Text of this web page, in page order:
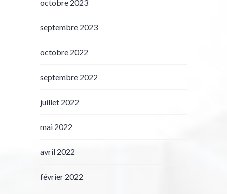
octobre 2023
septembre 2023
octobre 2022
septembre 2022
juillet 2022
mai 2022
avril 2022
février 2022